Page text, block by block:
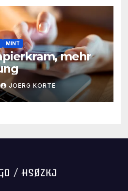
MINT
mehr
JOERG KORTE